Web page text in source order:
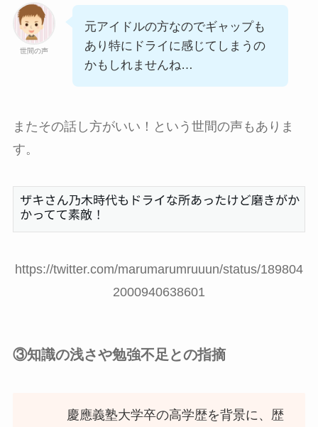
世間の声
元アイドルの方なのでギャップも
あり特にドライに感じてしまうの
かもしれませんね…
またその話し方がいい！という世間の声もありま
す。
https://twitter.com/marumarumruuun/status/189804
2000940638601
③知識の浅さや勉強不足との指摘
慶應義塾大学卒の高学歴を背景に、歴